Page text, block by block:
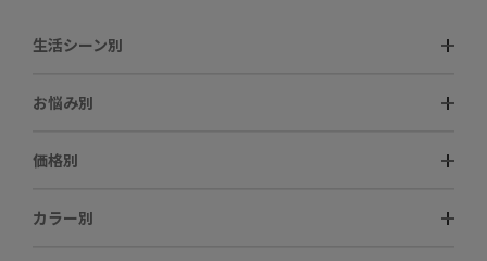
生活シーン別
お悩み別
価格別
カラー別